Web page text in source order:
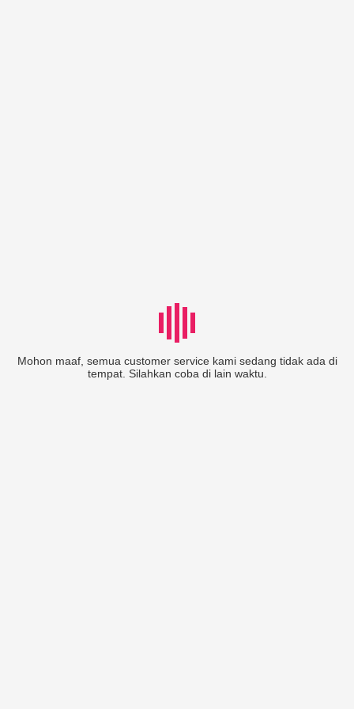
Mohon maaf, semua customer service kami sedang tidak ada di
tempat. Silahkan coba di lain waktu.